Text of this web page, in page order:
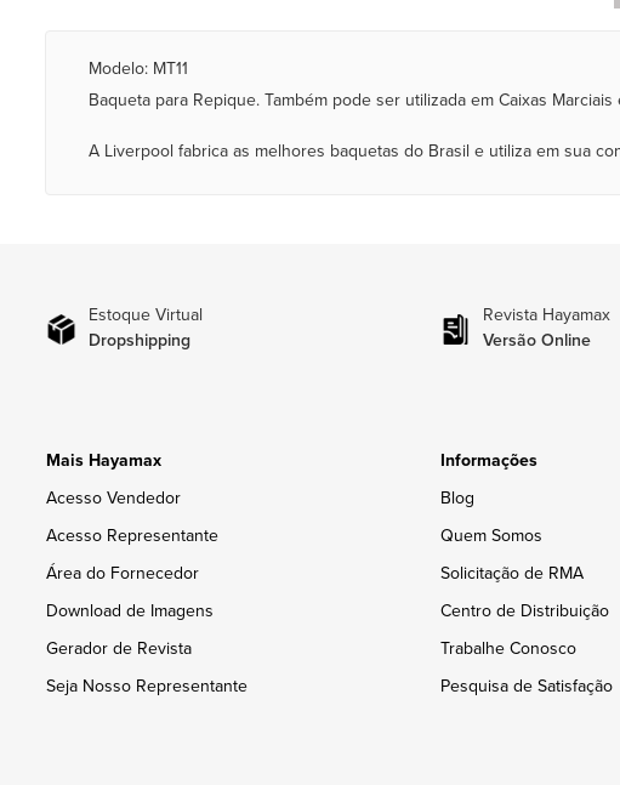
Modelo: MT11
Baqueta para Repique. Também pode ser utilizada em Caixas Marciais
A Liverpool fabrica as melhores baquetas do Brasil e utiliza em sua
Estoque Virtual
Dropshipping
Revista Hayamax
Versão Online
Mais Hayamax
Acesso Vendedor
Acesso Representante
Área do Fornecedor
Download de Imagens
Gerador de Revista
Seja Nosso Representante
Informações
Blog
Quem Somos
Solicitação de RMA
Centro de Distribuição
Trabalhe Conosco
Pesquisa de Satisfação